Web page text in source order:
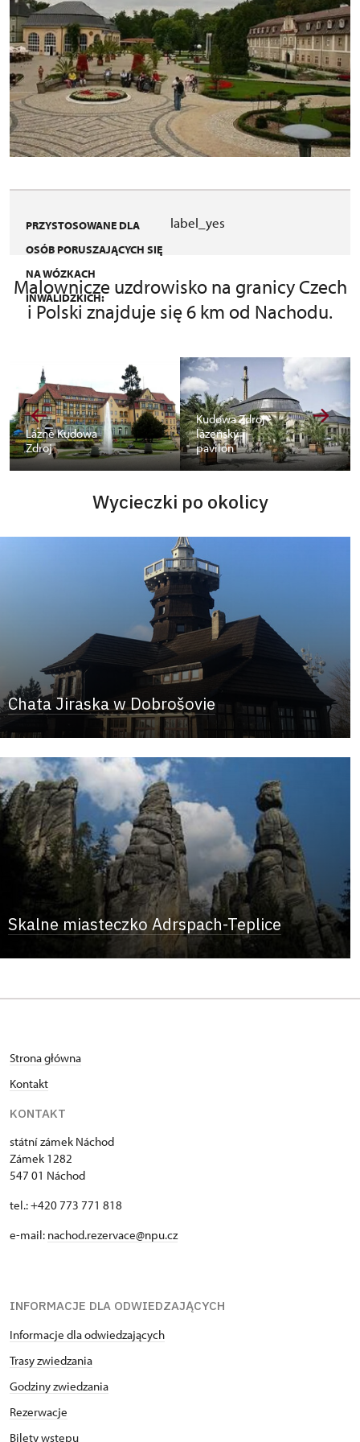
PRZYSTOSOWANE DLA
OSÓB PORUSZAJĄCYCH SIĘ
NA WÓZKACH
INWALIDZKICH:
label_yes
Malownicze uzdrowisko na granicy Czech
i Polski znajduje się 6 km od Nachodu.
Lázně Kudowa
Zdroj
Kudowa Zdroj -
lázeňský
pavilon
Wycieczki po okolicy
Chata Jiraska w Dobrošovie
Skalne miasteczko Adrspach-Teplice
Strona główna
Kontakt
KONTAKT
státní zámek Náchod
Zámek 1282
547 01 Náchod
tel.: +420 773 771 818
e-mail: nachod.rezervace@npu.cz
INFORMACJE DLA ODWIEDZAJĄCYCH
Informacje dla odwiedzających
Trasy zwiedzania
Godziny zwiedzania
Rezerwacje
Bilety wstępu